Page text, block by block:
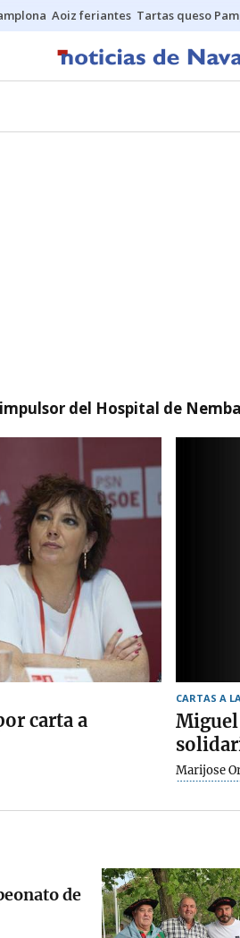
Aoiz feriantes Tartas queso
del Hospital de
carta a
CARTAS A
Miguel
Marijose
de